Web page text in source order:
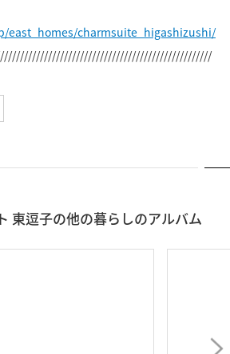
east_homes/charmsuite_higashizushi/
東逗子の他の暮らしのアルバム